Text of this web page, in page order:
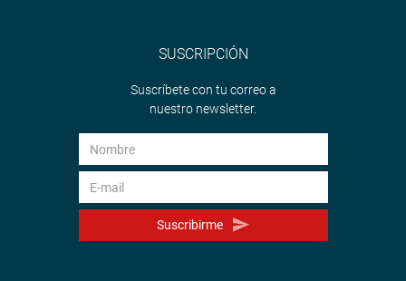
SUSCRIPCIÓN
Suscríbete con tu correo a
nuestro newsletter.
Suscribirme